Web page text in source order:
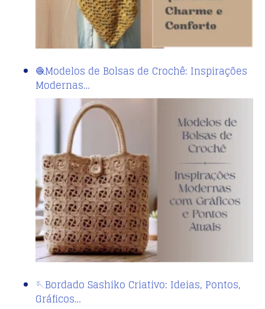
🧶Modelos de Bolsas de Crochê: Inspirações
Modernas…
🪡Bordado Sashiko Criativo: Ideias, Pontos,
Gráficos…